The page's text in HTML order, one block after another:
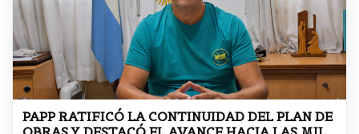
PAPP RATIFICÓ LA CONTINUIDAD DEL PLAN DE